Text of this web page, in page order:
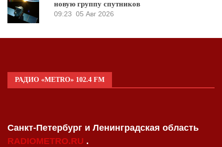
новую группу спутников
09:23 05 Авг 2026
РАДИО «METRO» 102.4 FM
Санкт-Петербург и Ленинградская область
RADIOMETRO.RU .